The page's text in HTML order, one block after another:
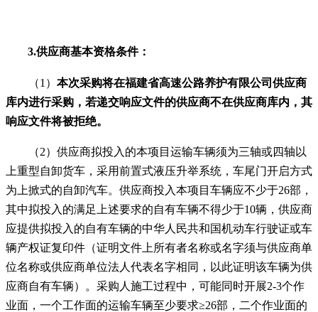
3.供应商基本资格条件：
（1） 本次采购将在福建省高速公路养护有限公司供应商
库内进行采购，若递交响应文件的供应商不在供应商库内，其
响应文件将被拒绝。
（2）供应商拟投入的本项目运输车辆须为三轴或四轴以
上重型自卸货车，采用前置式液压升举系统，车尾门开启方式
为上掀式的自卸汽车。 供应商投入本项目车辆应不少于26部，
其中拟投入的满足上述要求的自有车辆不得少于10辆 ，供应商
应提供拟投入的自有车辆的中华人民共和国机动车行驶证或车
辆产权证复印件（证明文件上所有者名称或名字须与供应商单
位名称或供应商单位法人代表名字相同，以此证明该车辆为供
应商自有车辆）。 采购人施工过程中，可能同时开展2-3个作
业面，一个工作面的运输车辆至少要求≥26部，二个作业面的